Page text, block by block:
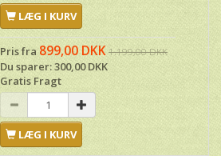
LÆG I KURV
Pris fra 899,00 DKK1.199,00 DKK
Du sparer:300,00 DKK
Gratis Fragt
LÆG I KURV